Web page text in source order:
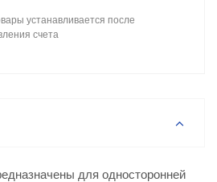
устанавливается после
счета
для односторонней